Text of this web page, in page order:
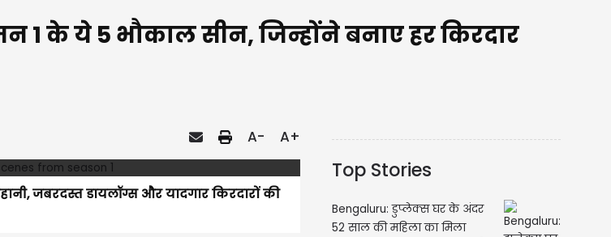
1 के ये 5 भौकाल सीन, जिन्होंने बनाए हर किरदार
A- A+
जबरदस्त डायलॉग्स और यादगार किरदारों की
Top Stories
Bengaluru: डुप्लेक्स घर के अंदर
52 साल की महिला का मिला